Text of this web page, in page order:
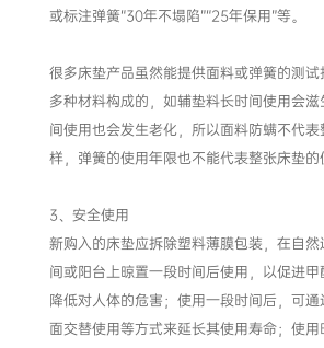
或标注弹簧“30年不塌陷”“25年保用”等。
很多床垫产品虽然能提供面料或弹簧的测
多种材料构成的，如辅垫料长时间使用会
间使用也会发生老化，所以面料防螨不代
样，弹簧的使用年限也不能代表整张床垫的
3、安全使用
新购入的床垫应拆除塑料薄膜包装，在自
间或阳台上晾置一段时间后使用，以促进甲
降低对人体的危害；使用一段时间后，可
面交替使用等方式来延长其使用寿命；使